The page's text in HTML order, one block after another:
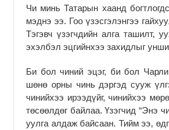
Чи минь Татарын хаанд
мэднэ ээ. Гоо үзэсгэлэнгээ
Тэгэвч үзэгчдийн алга ташилт,
эхэлбэл эцгийнхээ захидлыг
Би бол чиний эцэг, би бол
шөнө орны чинь дэргэд сууж
чинийхээ ирээдүйг, чинийхээ
төсөөлдөг байлаа. Үзэгчид “Энэ
уулга алдаж байсаан. Тийм ээ,